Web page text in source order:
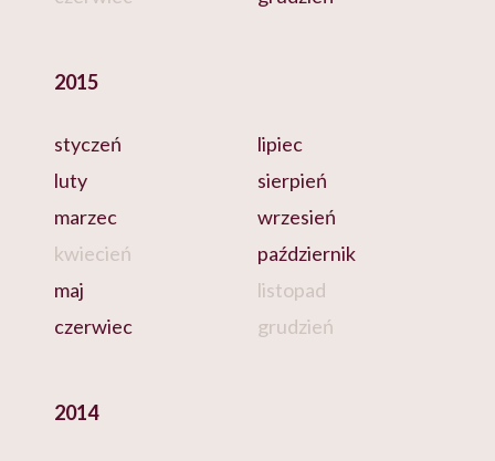
2015
styczeń
luty
marzec
kwiecień
maj
czerwiec
lipiec
sierpień
wrzesień
październik
listopad
grudzień
2014